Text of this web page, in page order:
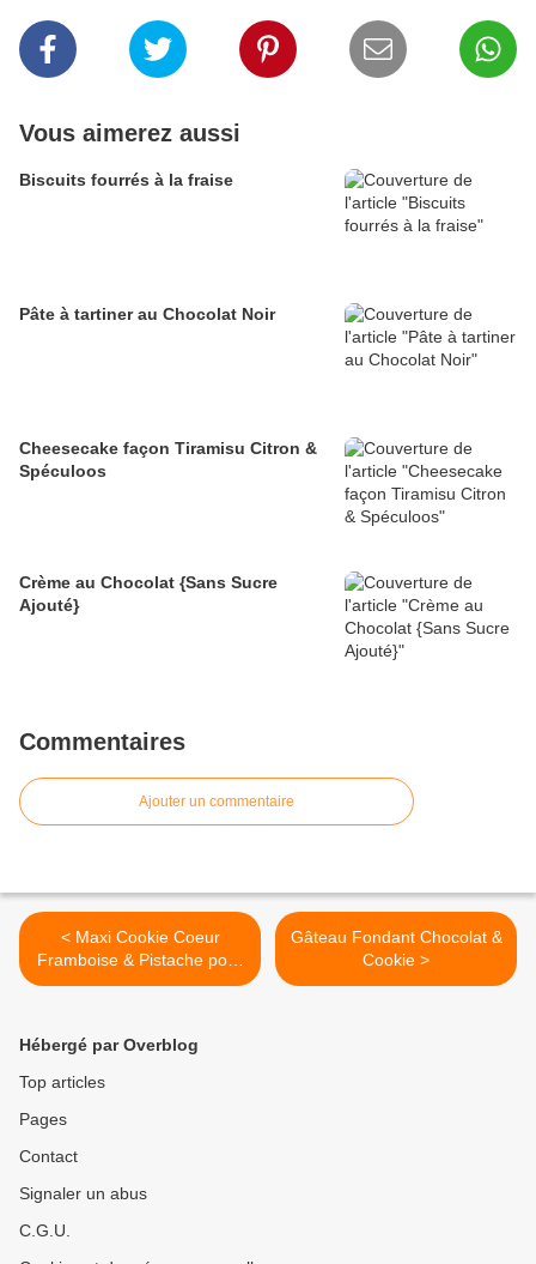
Vous aimerez aussi
Biscuits fourrés à la fraise
Pâte à tartiner au Chocolat Noir
Cheesecake façon Tiramisu Citron &
Spéculoos
Crème au Chocolat {Sans Sucre
Ajouté}
Commentaires
Ajouter un commentaire
< Maxi Cookie Coeur
Framboise & Pistache pour
la St Valentin
Gâteau Fondant Chocolat &
Cookie >
Hébergé par Overblog
Top articles
Pages
Contact
Signaler un abus
C.G.U.